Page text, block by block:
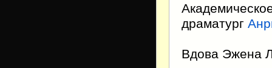
драматург
Вдова Эжена